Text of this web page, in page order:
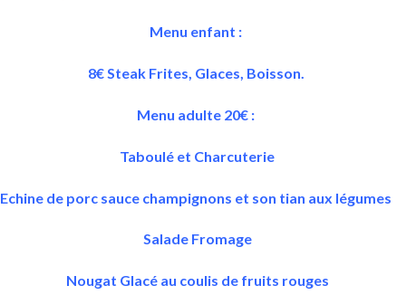
Menu enfant :
8€ Steak Frites, Glaces, Boisson.
Menu adulte 20€ :
Taboulé et Charcuterie
Echine de porc sauce champignons et son tian aux légumes
Salade Fromage
Nougat Glacé au coulis de fruits rouges